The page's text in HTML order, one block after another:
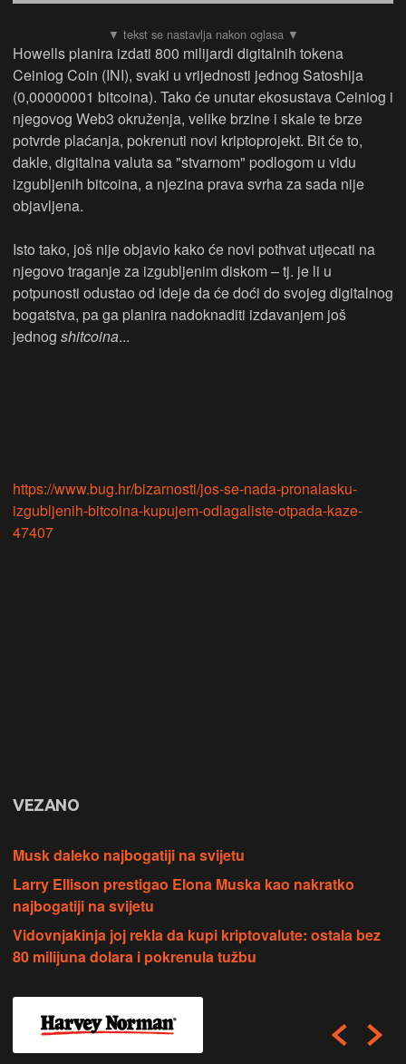
Howells planira izdati 800 milijardi digitalnih tokena
Ceiniog Coin (INI), svaki u vrijednosti jednog Satoshija
(0,00000001 bitcoina). Tako će unutar ekosustava Ceiniog i
njegovog Web3 okruženja, velike brzine i skale te brze
potvrde plaćanja, pokrenuti novi kriptoprojekt. Bit će to,
dakle, digitalna valuta sa "stvarnom" podlogom u vidu
izgubljenih bitcoina, a njezina prava svrha za sada nije
objavljena.
Isto tako, još nije objavio kako će novi pothvat utjecati na
njegovo traganje za izgubljenim diskom – tj. je li u
potpunosti odustao od ideje da će doći do svojeg digitalnog
bogatstva, pa ga planira nadoknaditi izdavanjem još
jednog shitcoina...
https://www.bug.hr/bizarnosti/jos-se-nada-pronalasku-
izgubljenih-bitcoina-kupujem-odlagaliste-otpada-kaze-
47407
VEZANO
Musk daleko najbogatiji na svijetu
Larry Ellison prestigao Elona Muska kao nakratko
najbogatiji na svijetu
Vidovnjakinja joj rekla da kupi kriptovalute: ostala bez
80 milijuna dolara i pokrenula tužbu